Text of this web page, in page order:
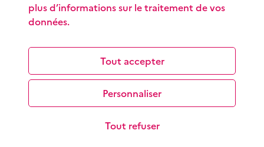
d'information mensuelle du CLEMI, cliquezici →
Tout accepter
Tout refuser
Personnaliser
plus d’informations sur le traitement de vos
données.